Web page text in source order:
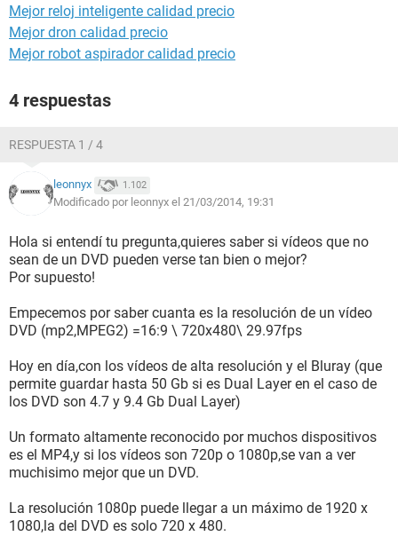
Mejor reloj inteligente calidad precio
Mejor dron calidad precio
Mejor robot aspirador calidad precio
4 respuestas
RESPUESTA 1 / 4
leonnyx 1.102
Modificado por leonnyx el 21/03/2014, 19:31
Hola si entendí tu pregunta,quieres saber si vídeos que no
sean de un DVD pueden verse tan bien o mejor?
Por supuesto!
Empecemos por saber cuanta es la resolución de un vídeo
DVD (mp2,MPEG2) =16:9 \ 720x480\ 29.97fps
Hoy en día,con los vídeos de alta resolución y el Bluray (que
permite guardar hasta 50 Gb si es Dual Layer en el caso de
los DVD son 4.7 y 9.4 Gb Dual Layer)
Un formato altamente reconocido por muchos dispositivos
es el MP4,y si los vídeos son 720p o 1080p,se van a ver
muchisimo mejor que un DVD.
La resolución 1080p puede llegar a un máximo de 1920 x
1080,la del DVD es solo 720 x 480.